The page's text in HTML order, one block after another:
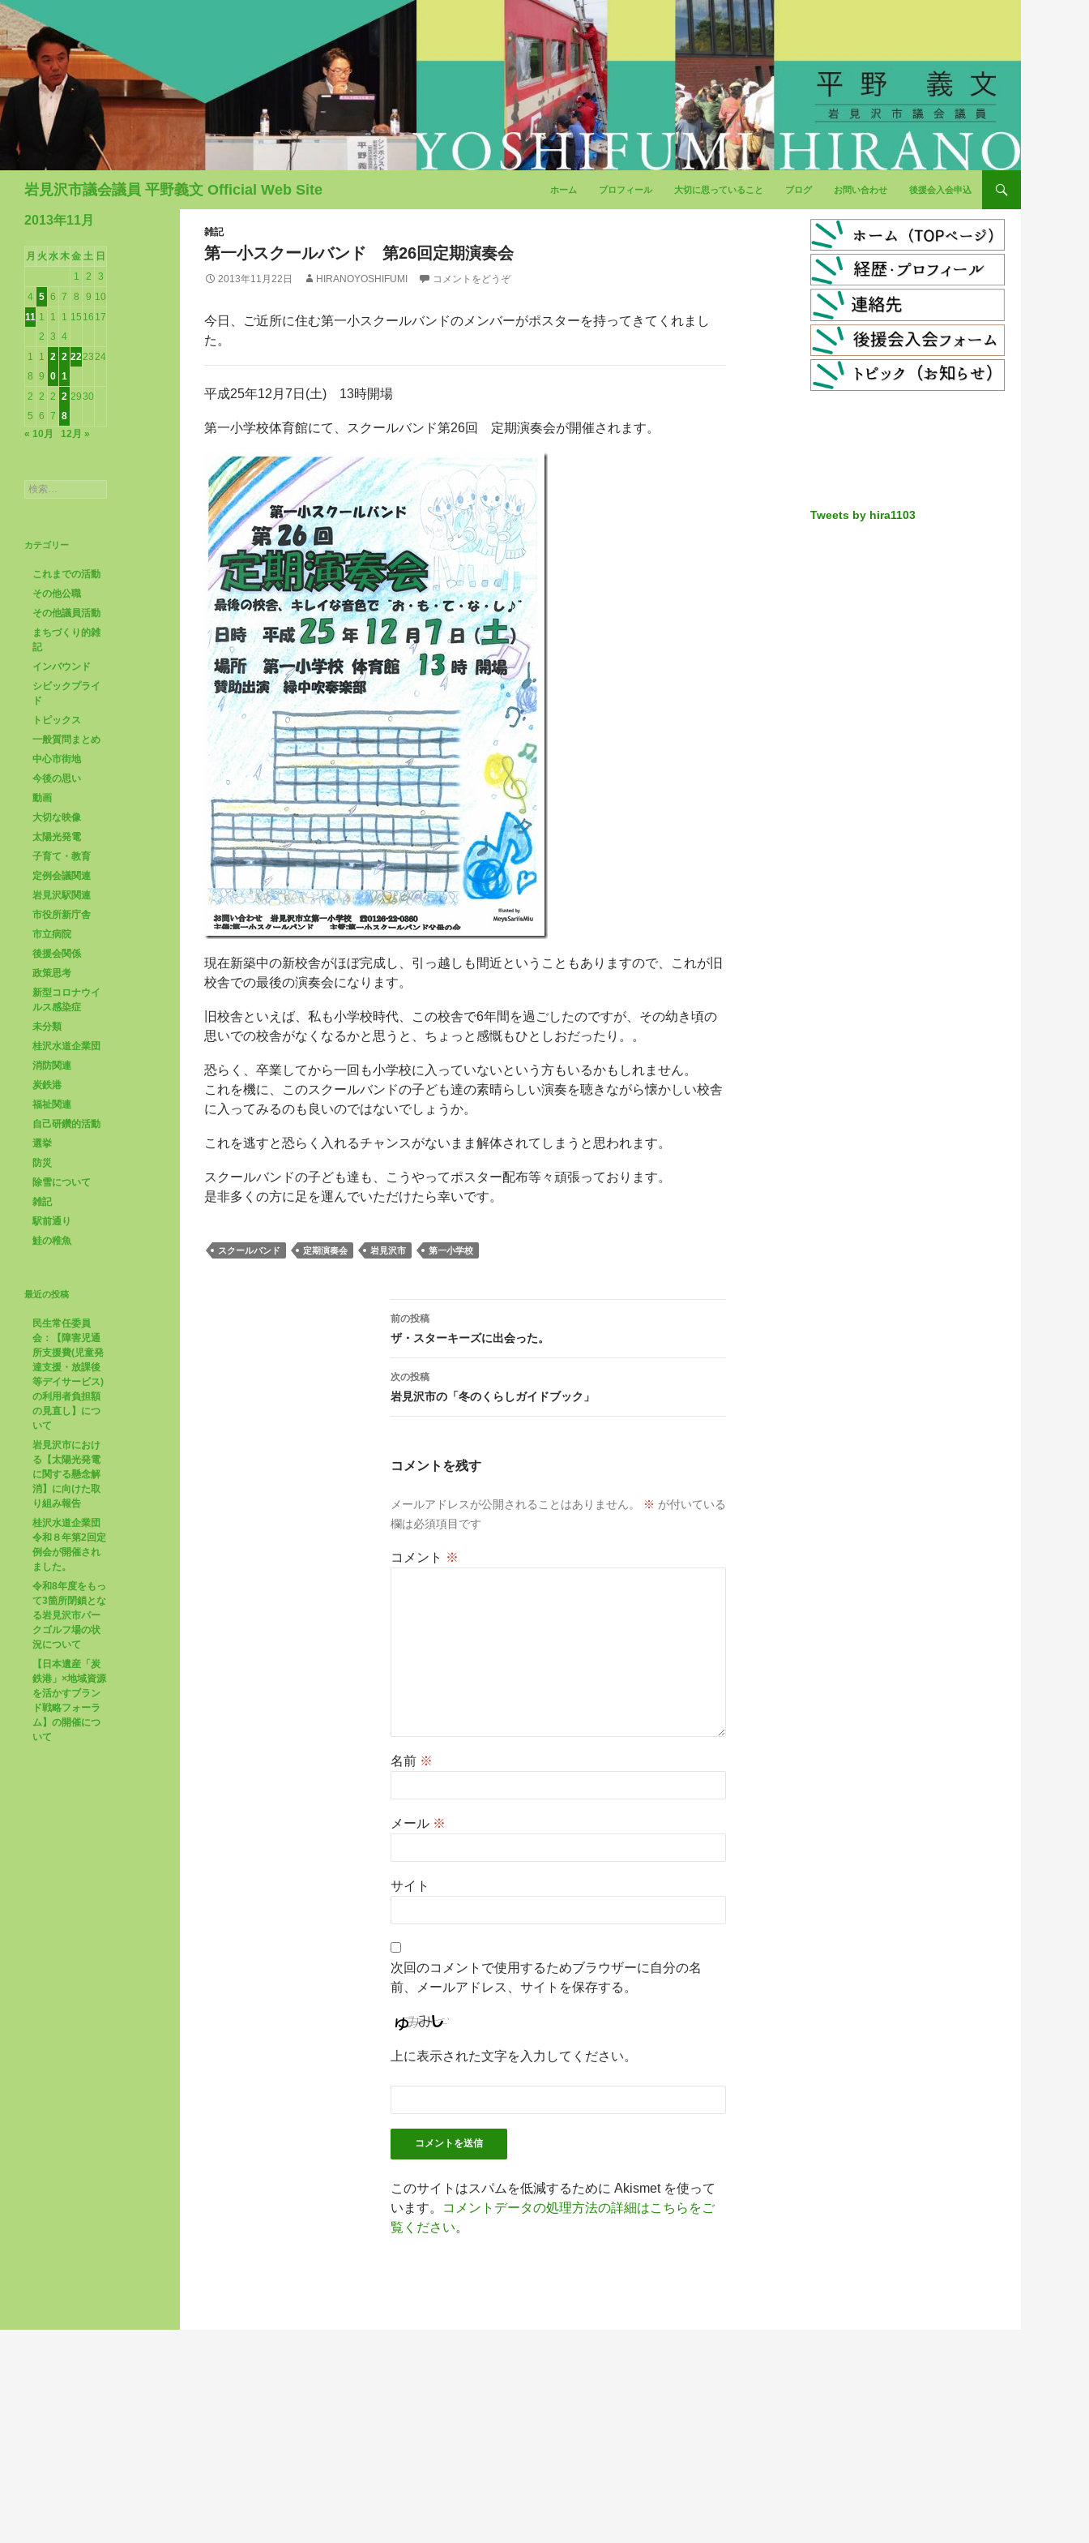
岩見沢市議会議員 平野義文 Official Web Site
ホーム
プロフィール 大切に思っていること ブログ お問い合わせ 後援会入会申込
雑記
第一小スクールバンド 第26回定期演奏会
2013年11月22日 HIRANOYOSHIFUMI コメントをどうぞ
今日、ご近所に住む第一小スクールバンドのメンバーがポスターを持ってきてくれまし
た。
平成25年12月7日(土) 13時開場
第一小学校体育館にて、スクールバンド第26回 定期演奏会が開催されます。
現在新築中の新校舎がほぼ完成し、引っ越しも間近ということもありますので、これが旧
校舎での最後の演奏会になります。
旧校舎といえば、私も小学校時代、この校舎で6年間を過ごしたのですが、その幼き頃の
思いでの校舎がなくなるかと思うと、ちょっと感慨もひとしおだったり。。
恐らく、卒業してから一回も小学校に入っていないという方もいるかもしれません。
これを機に、このスクールバンドの子ども達の素晴らしい演奏を聴きながら懐かしい校舎
に入ってみるのも良いのではないでしょうか。
これを逃すと恐らく入れるチャンスがないまま解体されてしまうと思われます。
スクールバンドの子ども達も、こうやってポスター配布等々頑張っております。
是非多くの方に足を運んでいただけたら幸いです。
スクールバンド 定期演奏会 岩見沢市 第一小学校
稿
ビ
ゲ
ー
ョ
前の投稿
ザ・スターキーズに出会った。
次の投稿
岩見沢市の「冬のくらしガイドブック」
コメントを残す
メールアドレスが公開されることはありません。 ※ が付いている
欄は必須項目です
コメント ※
名前 ※
メール ※
サイト
次回のコメントで使用するためブラウザーに自分の名
前、メールアドレス、サイトを保存する。
上に表示された文字を入力してください。
このサイトはスパムを低減するために Akismet を使って
います。
コメントデータの処理方法の詳細はこちらをご
覧ください。
Tweets by hira1103
2013年11月
月 火 水木金 土 日
1
2
3
4 5 6 7 8 9 10
11 1
2
1
3
1
4
15 16 17
1
8
1
9
2
0
2
1
222324
2
5
2
6
2
7
2
8
2930
« 10月 12月 »
検
索:
カテゴリー
これまでの活動
その他公職
その他議員活動
まちづくり的雑
記
インバウンド
シビックプライ
ド
トピックス
一般質問まとめ
中心市街地
今後の思い
動画
大切な映像
太陽光発電
子育て・教育
定例会議関連
岩見沢駅関連
市役所新庁舎
市立病院
後援会関係
政策思考
新型コロナウイ
ルス感染症
未分類
桂沢水道企業団
消防関連
炭鉄港
福祉関連
自己研鑽的活動
選挙
防災
除雪について
雑記
駅前通り
鮭の稚魚
最近の投稿
民生常任委員
会：【障害児通
所支援費(児童発
達支援・放課後
等デイサービス)
の利用者負担額
の見直し】につ
いて
岩見沢市におけ
る【太陽光発電
に関する懸念解
消】に向けた取
り組み報告
桂沢水道企業団
令和８年第2回定
例会が開催され
ました。
令和8年度をもっ
て3箇所閉鎖とな
る岩見沢市パー
クゴルフ場の状
況について
【日本遺産「炭
鉄港」×地域資源
を活かすブラン
ド戦略フォーラ
ム】の開催につ
いて